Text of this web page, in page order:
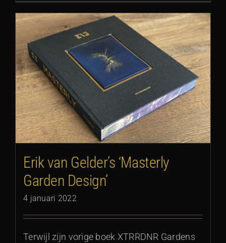
Erik van Gelder’s ‘Masterly
Garden Design’
4 januari 2022
Terwijl zijn vorige boek XTRRDNR Gardens